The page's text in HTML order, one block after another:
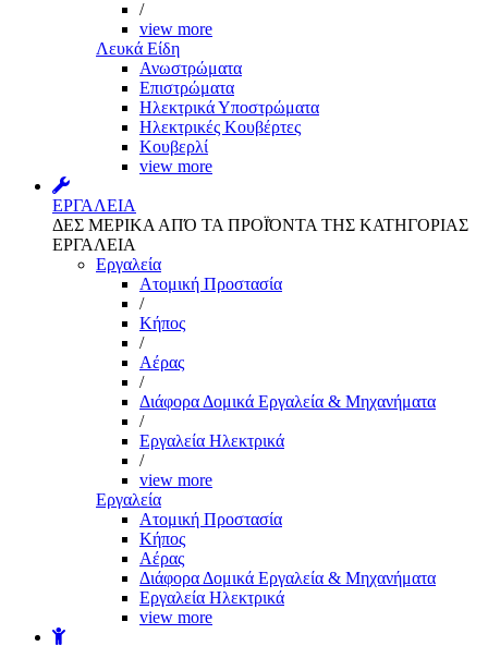
/
view more
Λευκά Είδη
Ανωστρώματα
Επιστρώματα
Ηλεκτρικά Υποστρώματα
Ηλεκτρικές Κουβέρτες
Κουβερλί
view more
ΕΡΓΑΛΕΙΑ
ΔΕΣ ΜΕΡΙΚΑ ΑΠΌ ΤΑ ΠΡΟΪΌΝΤΑ ΤΗΣ ΚΑΤΗΓΟΡΙΑΣ
ΕΡΓΑΛΕΙΑ
Εργαλεία
Aτομική Προστασία
/
Kήπος
/
Αέρας
/
Διάφορα Δομικά Εργαλεία & Μηχανήματα
/
Εργαλεία Ηλεκτρικά
/
view more
Εργαλεία
Aτομική Προστασία
Kήπος
Αέρας
Διάφορα Δομικά Εργαλεία & Μηχανήματα
Εργαλεία Ηλεκτρικά
view more